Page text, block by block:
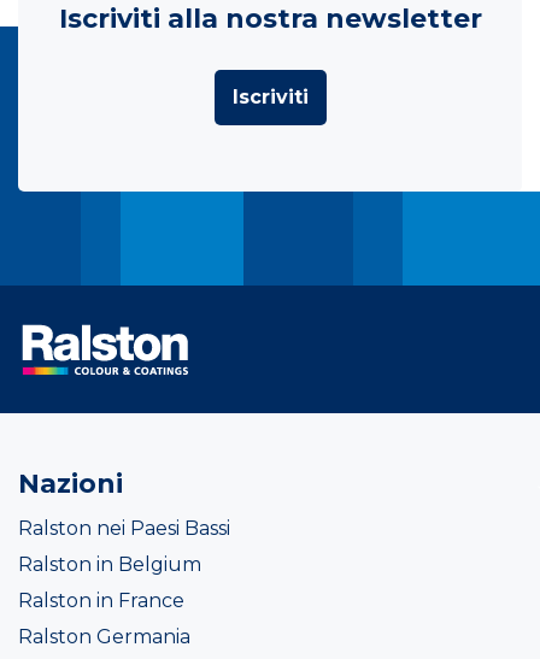
Iscriviti alla nostra newsletter
Iscriviti
Nazioni
Ralston nei Paesi Bassi
Ralston in Belgium
Ralston in France
Ralston Germania